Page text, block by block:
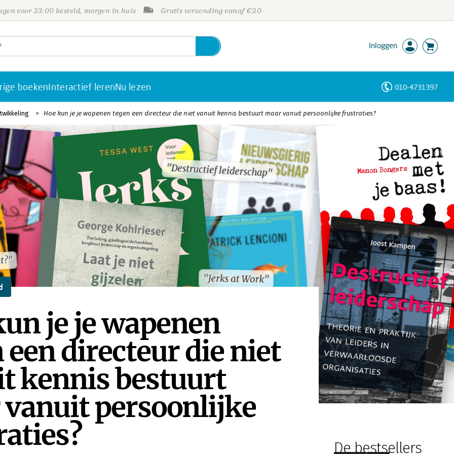
voor 23:00 besteld, morgen in huis Gratis verzending vanaf €20
Inloggen
boekenInteractief lerenNu lezen 010-4731397
Hoe kun je je wapenen tegen een directeur die niet vanuit kennis bestuurt maar vanuit persoonlijke frustraties?
"Destructief leiderschap"
"Jerks at Work"
"Destructief leiderschap"
"Jerks at Work"
je je wapenen
een directeur die niet
kennis bestuurt
vanuit persoonlijke
De bestsellers
Personen
Trefwoorden